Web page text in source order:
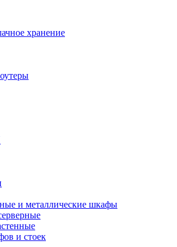
хранение
и металлические шкафы
и стоек